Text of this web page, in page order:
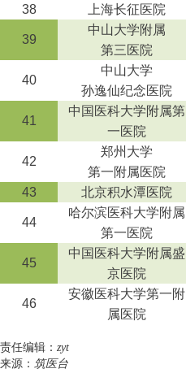
38 上海长征医院
39
中山大学附属
第三医院
40
中山大学
孙逸仙纪念医院
41
中国医科大学附属第
一医院
42
郑州大学
第一附属医院
43 北京积水潭医院
44
哈尔滨医科大学附属
第一医院
45
中国医科大学附属盛
京医院
46
安徽医科大学第一附
属医院
责任编辑： zyt
来源： 筑医台